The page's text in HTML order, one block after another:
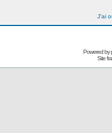
J'ai
Powered by
Site